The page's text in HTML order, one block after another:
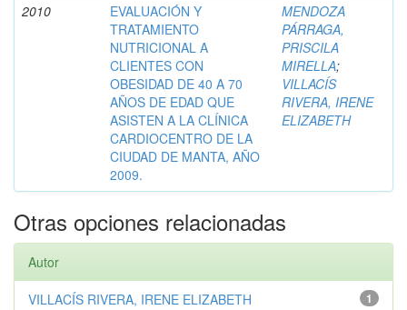
2010
EVALUACIÓN Y
TRATAMIENTO
NUTRICIONAL A
CLIENTES CON
OBESIDAD DE 40 A 70
AÑOS DE EDAD QUE
ASISTEN A LA CLÍNICA
CARDIOCENTRO DE LA
CIUDAD DE MANTA, AÑO
2009.
MENDOZA
PÁRRAGA,
PRISCILA
MIRELLA;
VILLACÍS
RIVERA, IRENE
ELIZABETH
Otras opciones relacionadas
Autor
1
VILLACÍS RIVERA, IRENE ELIZABETH